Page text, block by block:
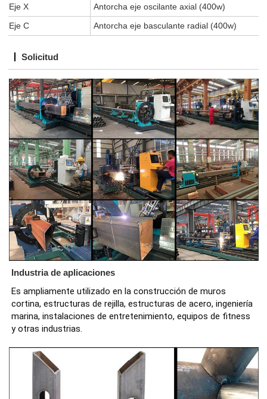
Eje X
Antorcha eje oscilante axial (400w)
Eje C
Antorcha eje basculante radial (400w)
Solicitud
Industria de aplicaciones
Es ampliamente utilizado en la construcción de muros
cortina, estructuras de rejilla, estructuras de acero, ingeniería
marina, instalaciones de entretenimiento, equipos de fitness
y otras industrias.